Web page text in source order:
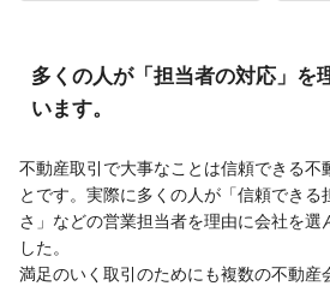
多くの人が「担当者の対応」を
います。
不動産取引で大事なことは信頼できる不
とです。実際に多くの人が「信頼できる
さ」などの営業担当者を理由に会社を選
した。
満足のいく取引のためにも複数の不動産